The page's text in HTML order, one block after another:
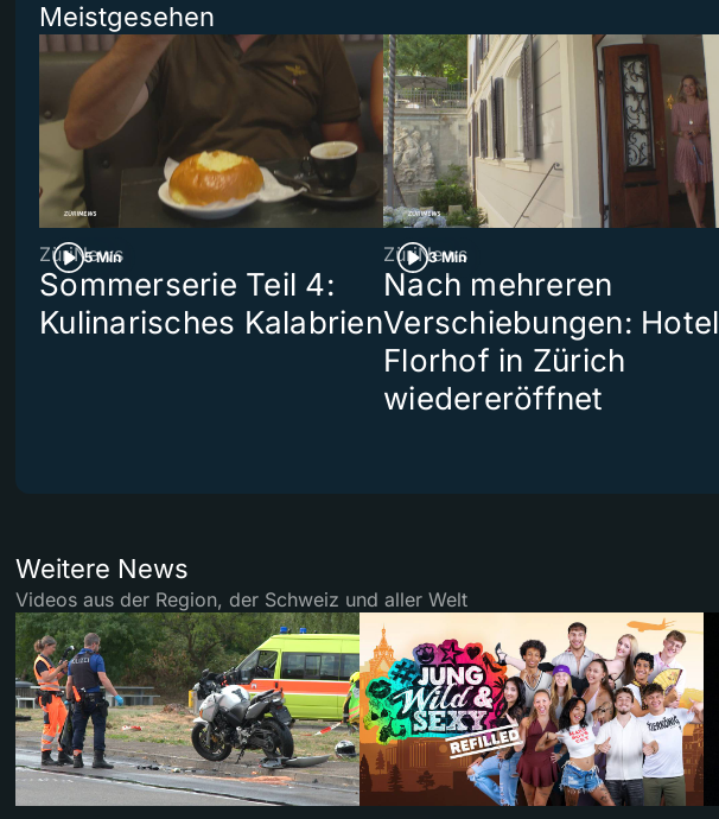
Meistgesehen
5 Min
ZüriNews
Sommerserie Teil 4:
Kulinarisches Kalabrien
3 Min
ZüriNews
Nach mehreren
Verschiebungen: Hotel
Florhof in Zürich
wiedereröffnet
Weitere News
Videos aus der Region, der Schweiz und aller Welt